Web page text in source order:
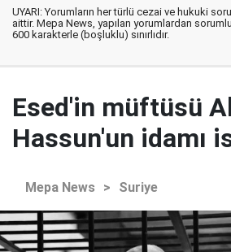
UYARI: Yorumların her türlü cezai ve hukuki
aittir. Mepa News, yapılan yorumlardan
600 karakterle (boşluklu) sınırlıdır.
Esed'in müftüsü
Hassun'un idamı
Mepa News > Suriye